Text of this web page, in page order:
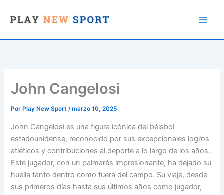
John Cangelosi
Por Play New Sport/marzo 10, 2025
John Cangelosi es una figura icónica del béisbol
estadounidense, reconocido por sus excepcionales logros
atléticos y contribuciones al deporte a lo largo de los años.
Este jugador, con un palmarés impresionante, ha dejado su
huella tanto dentro como fuera del campo. Su viaje, desde
sus primeros días hasta sus últimos años como jugador,